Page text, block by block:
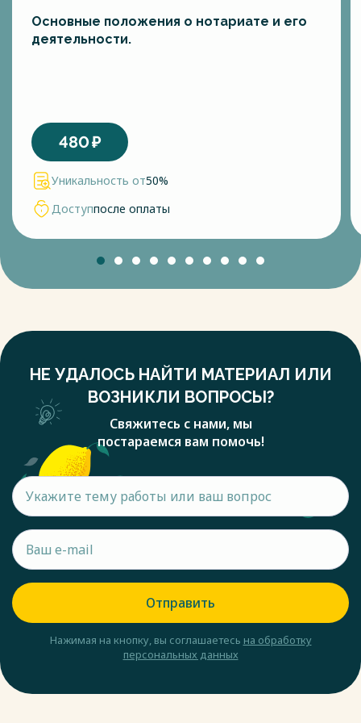
Основные положения о нотариате и его
деятельности.
480₽
Уникальность от50%
Доступпосле оплаты
НЕ УДАЛОСЬ НАЙТИ МАТЕРИАЛ ИЛИ
ВОЗНИКЛИ ВОПРОСЫ?
Свяжитесь с нами, мы
постараемся вам помочь!
Отправить
Нажимая на кнопку, вы соглашаетесь на обработку
персональных данных